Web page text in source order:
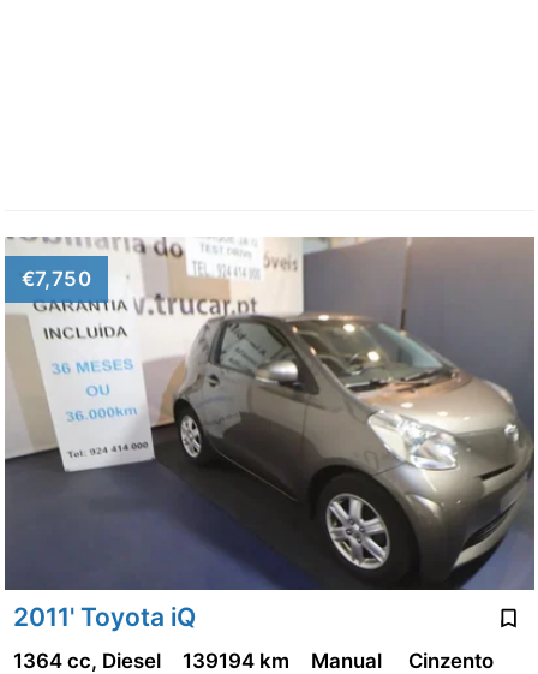
€7,750
2011' Toyota iQ
1364 cc, Diesel 139194 km Manual Cinzento